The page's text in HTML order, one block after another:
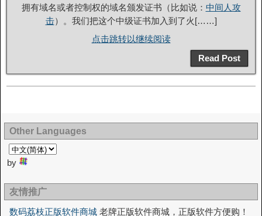
拥有域名或者控制权的域名颁发证书（比如说： 中间人攻
击）。我们把这个中级证书加入到了火[……]
点击跳转以继续阅读
Read Post
Other Languages
by
友情推广
数码荔枝正版软件商城 老牌正版软件商城，正版软件方便购！